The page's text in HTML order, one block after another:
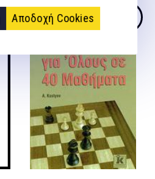
Αποδοχή Cookies
Σύντομα διαθέσιμο